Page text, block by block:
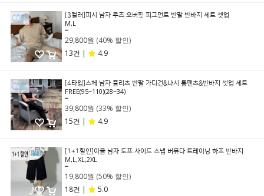
[3컬러]피시 남자 루즈 오버핏 피그먼트 반팔 반바지 세트 셋업
M,L
29,800원 (40% 할인)
13건 |
4.9
[4타입]스체 남자 플리츠 반팔 가디건&나시 롱팬츠&반바지 셋업 세트
FREE(95~110)(28~34)
39,800원 (33% 할인)
15건 |
4.9
[1+1할인]이클 남자 도프 사이드 스냅 버뮤다 트레이닝 하프 반바지
M,L,XL,2XL
19,800원 (50% 할인)
18건 |
5.0